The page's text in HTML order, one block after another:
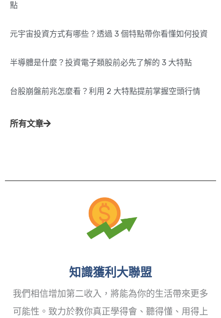
點
元宇宙投資方式有哪些？透過 3 個特點帶你看懂如何投資
半導體是什麼？投資電子類股前必先了解的 3 大特點
台股崩盤前兆怎麼看？利用 2 大特點提前掌握空頭行情
所有文章
知識獲利大聯盟
我們相信增加第二收入，將能為你的生活帶來更多
可能性。致力於教你真正學得會、聽得懂、用得上